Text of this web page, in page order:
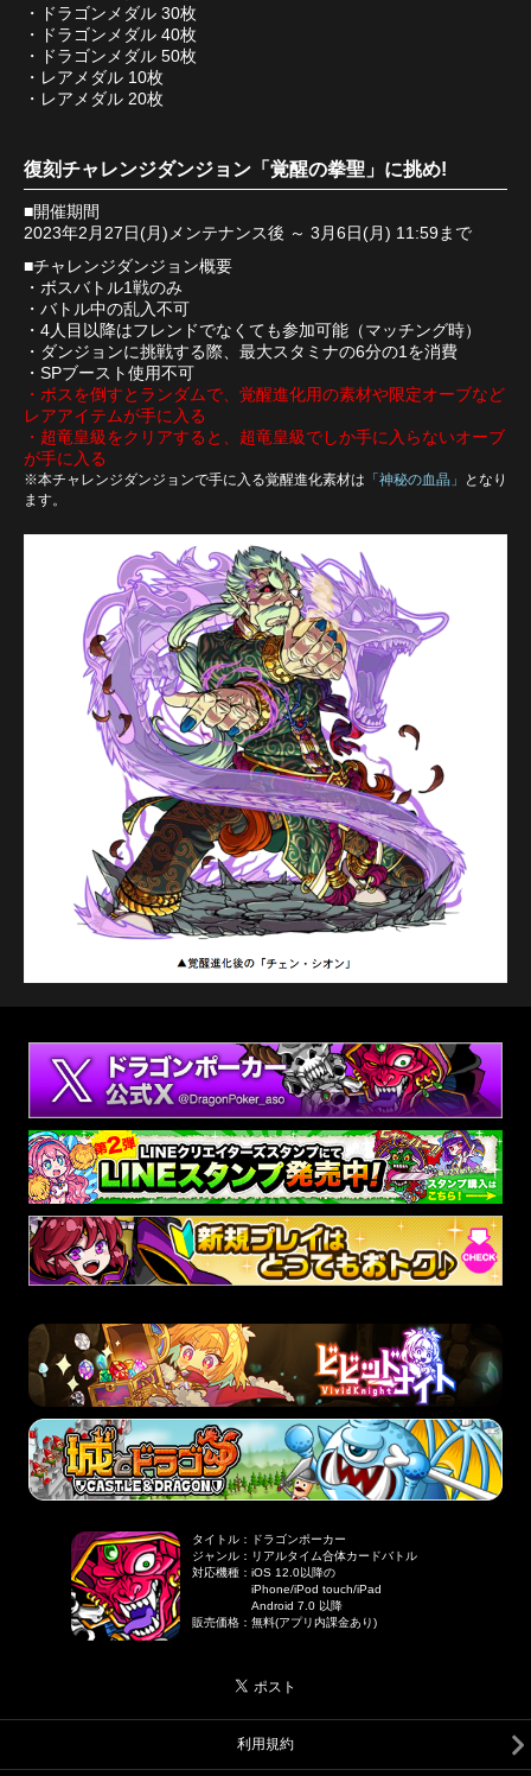
・ドラゴンメダル 30枚
・ドラゴンメダル 40枚
・ドラゴンメダル 50枚
・レアメダル 10枚
・レアメダル 20枚
復刻チャレンジダンジョン「覚醒の拳聖」に挑め!
■開催期間
2023年2月27日(月)メンテナンス後 ～ 3月6日(月) 11:59まで
■チャレンジダンジョン概要
・ボスバトル1戦のみ
・バトル中の乱入不可
・4人目以降はフレンドでなくても参加可能（マッチング時）
・ダンジョンに挑戦する際、最大スタミナの6分の1を消費
・SPブースト使用不可
・ボスを倒すとランダムで、覚醒進化用の素材や限定オーブなど
レアアイテムが手に入る
・超竜皇級をクリアすると、超竜皇級でしか手に入らないオーブ
が手に入る
※本チャレンジダンジョンで手に入る覚醒進化素材は 「神秘の血晶」
となり
ます。
タイトル ：
ドラゴンポーカー
ジャンル ： リアルタイム合体カードバトル
対応機種 ：iOS 12.0以降の
iPhone/iPod touch/iPad
Android 7.0 以降
販売価格 ：無料(アプリ内課金あり)
利用規約